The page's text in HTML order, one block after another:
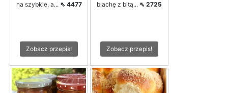
na szybkie, a... ⇖ 4477
Zobacz przepis!
blachę z bitą... ⇖ 2725
Zobacz przepis!